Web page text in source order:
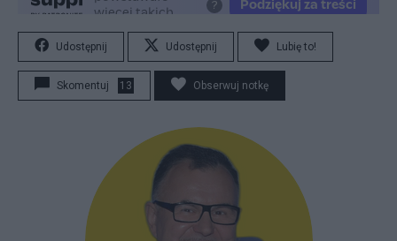
Udostępnij Udostępnij Lubię to!
Skomentuj 13 Obserwuj notkę